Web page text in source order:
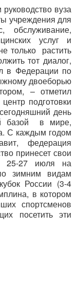
вуза
учреждения для
обслуживание,
услуг и
только растить
тот диалог,
в Федерации по
двоеборью
– отметил
подготовки
день
базой
в мире,
С каждым годом
федерация
принесет свои
25-27 июля на
зимним видам
России (3-4
в котором
спортсменов
посетить эти